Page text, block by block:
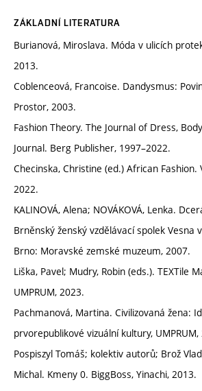
ZÁKLADNÍ LITERATURA
Burianová, Miroslava. Móda v ulicích
2013.
Coblenceová, Francoise. Dandysmus:
Prostor, 2003.
Fashion Theory. The Journal of Dress,
Journal. Berg Publisher, 1997–2022.
Checinska, Christine (ed.) African Fashion.
2022.
KALINOVÁ, Alena; NOVÁKOVÁ, Lenka.
Brněnský ženský vzdělávací spolek Vesna
Brno: Moravské zemské muzeum, 2007.
Liška, Pavel; Mudry, Robin (eds.). TEXTile
UMPRUM, 2023.
Pachmanová, Martina. Civilizovaná žena:
prvorepublikové vizuální kultury, UMPRUM,
Pospiszyl Tomáš; kolektiv autorů; Brož
Michal. Kmeny 0. BiggBoss, Yinachi, 2013.